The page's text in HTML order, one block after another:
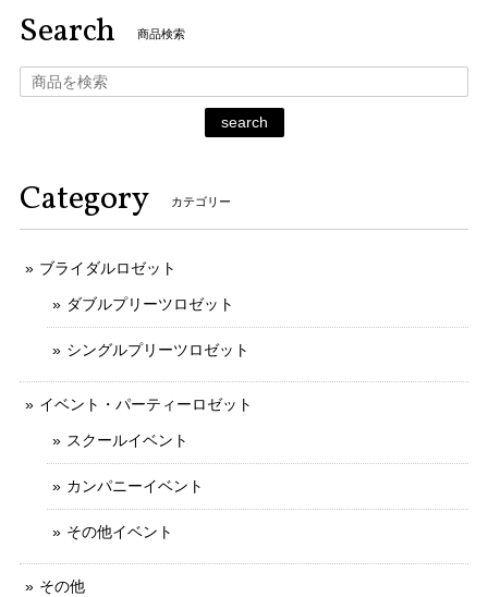
Search 商品検索
search
Category カテゴリー
ブライダルロゼット
ダブルプリーツロゼット
シングルプリーツロゼット
イベント・パーティーロゼット
スクールイベント
カンパニーイベント
その他イベント
その他